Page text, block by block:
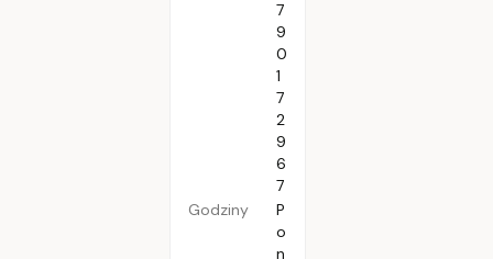
7
9
0
1
7
2
9
6
7
Godziny
P
o
n